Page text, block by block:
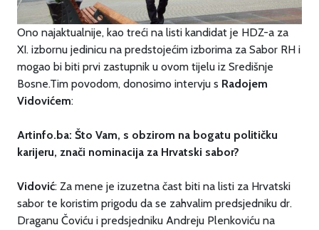
Ono najaktualnije, kao treći na listi kandidat je HDZ-a za
XI. izbornu jedinicu na predstojećim izborima za Sabor RH i
mogao bi biti prvi zastupnik u ovom tijelu iz Središnje
Bosne.Tim povodom, donosimo intervju s Radojem
Vidovićem:
Artinfo.ba: Što Vam, s obzirom na bogatu političku
karijeru, znači nominacija za Hrvatski sabor?
Vidović: Za mene je izuzetna čast biti na listi za Hrvatski
sabor te koristim prigodu da se zahvalim predsjedniku dr.
Draganu Čoviću i predsjedniku Andreju Plenkoviću na